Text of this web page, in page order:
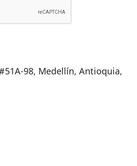
98, Medellín, Antioquia,